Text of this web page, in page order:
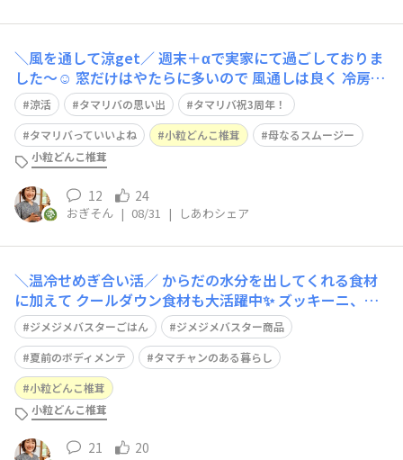
＼風を通して涼get／ 週末＋αで実家にて過ごしておりま
した〜☺️ 窓だけはやたらに多いので 風通しは良く 冷房O
FFで寝られる日もあったりと 同じ市内なのにこの違いは
なに…😂笑 先日プレゼントでいただいた 小粒どんこ椎茸
を母におすそわけしたら 炊き込みご飯作ってくれました
♡ ご飯が炊き上が
涼活 タマリバの思い出
タマリバ祝3周年！
タマリバっていいよね
小粒どんこ椎茸
母なるスムージー
小粒どんこ椎茸
12 24
おぎそん | 08/31 | しあわシェア
＼温冷せめぎ合い活／ からだの水分を出してくれる食材
に加えて クールダウン食材も大活躍中✨ ズッキーニ、も
やしが登場🎶 パプリカと小粒どんこ椎茸のうまみもぎゅ
ぎゅっと😋 主な調味料はからだを温める黒酢😎 あっさり
味だし今食べてもアリだよね〜のノリで🎶 これらの食材
の組み合わせにハマって なないろカ
ジメジメバスターごはん
ジメジメバスター商品
夏前のボディメンテ
タマチャンのある暮らし
小粒どんこ椎茸
小粒どんこ椎茸
21 20